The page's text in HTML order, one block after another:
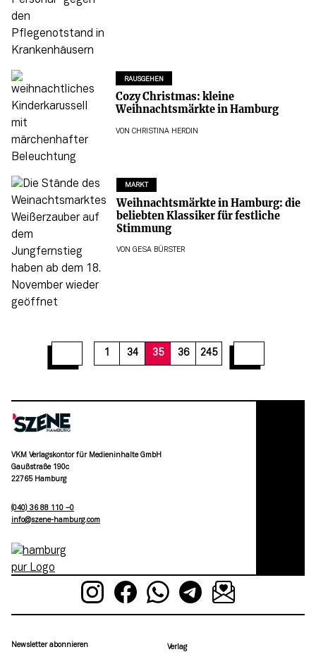
RAUSGEHEN
Cozy Christmas: kleine
Weihnachtsmärkte in Hamburg
VON CHRISTINA HERDIN
MARKT
Weihnachtsmärkte in Hamburg: die
beliebten Klassiker für festliche
Stimmung
VONGESA BÜRSTER
1 34 35 36 245
41 4344 46 4748 49
VKM Verlagskontor für Medieninhalte GmbH
Gaußstraße 190c
22765 Hamburg
(040) 36 88 110 –0
moc.grubmah-enezs@ofni
Newsletter abonnieren Verlag